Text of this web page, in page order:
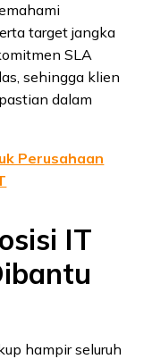
target jangka
SLA
sehingga klien
dalam
Perusahaan
IT
hampir seluruh